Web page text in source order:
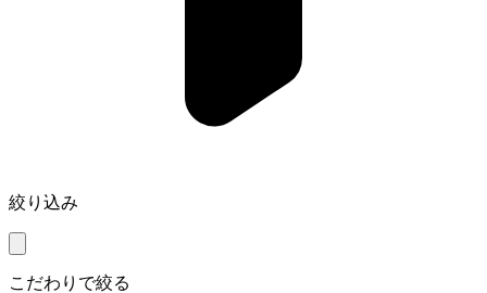
絞り込み
こだわりで絞る